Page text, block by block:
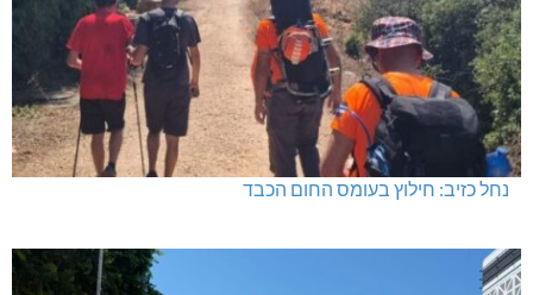
נחל כזיב: חילוץ בעומס החום הכבד